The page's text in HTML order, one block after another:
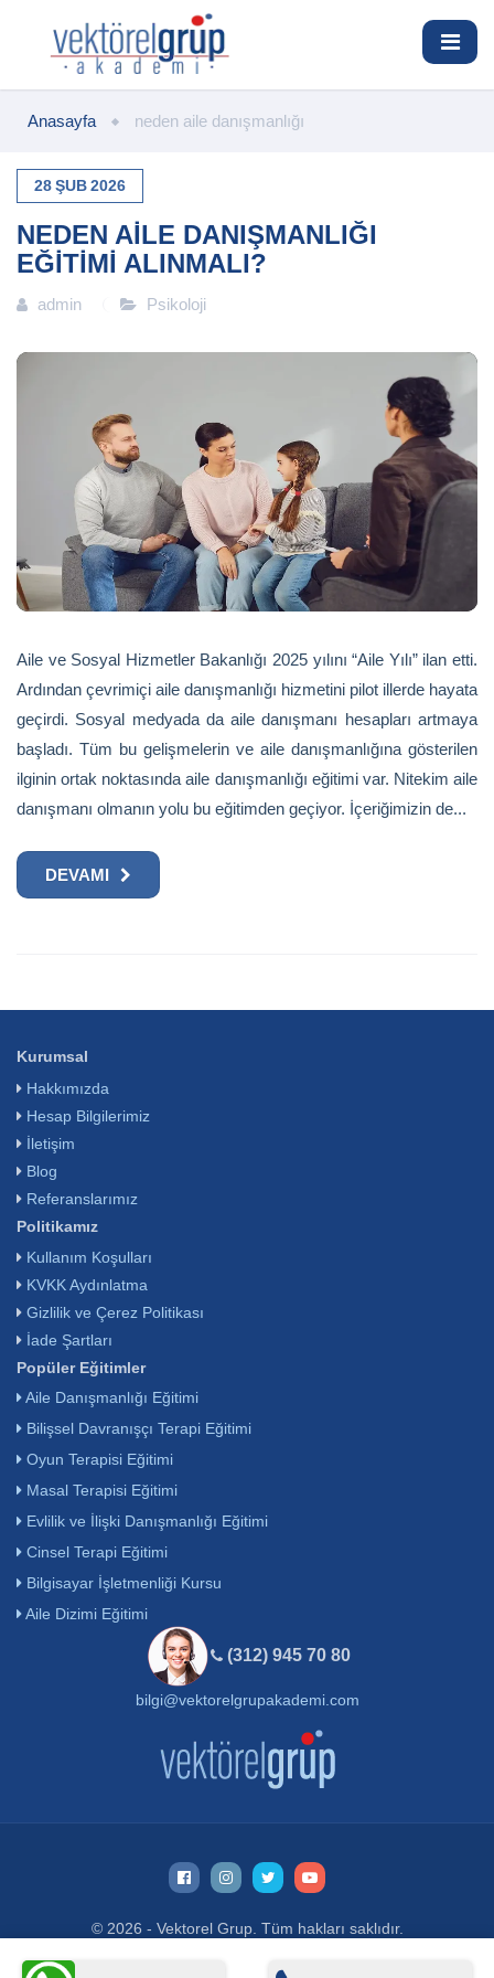
Anasayfa neden aile danışmanlığı
28ŞUB2026
NEDEN AILE DANIŞMANLIĞI
EĞITIMI ALINMALI?
admin Psikoloji
Aile ve Sosyal Hizmetler Bakanlığı 2025 yılını “Aile Yılı” ilan etti.
Ardından çevrimiçi aile danışmanlığı hizmetini pilot illerde hayata
geçirdi. Sosyal medyada da aile danışmanı hesapları artmaya
başladı. Tüm bu gelişmelerin ve aile danışmanlığına gösterilen
ilginin ortak noktasında aile danışmanlığı eğitimi var. Nitekim aile
danışmanı olmanın yolu bu eğitimden geçiyor. İçeriğimizin de...
DEVAMI
Kurumsal
Hakkımızda
Hesap Bilgilerimiz
İletişim
Blog
Referanslarımız
Politikamız
Kullanım Koşulları
KVKK Aydınlatma
Gizlilik ve Çerez Politikası
İade Şartları
Popüler Eğitimler
Aile Danışmanlığı Eğitimi
Bilişsel Davranışçı Terapi Eğitimi
Oyun Terapisi Eğitimi
Masal Terapisi Eğitimi
Evlilik ve İlişki Danışmanlığı Eğitimi
Cinsel Terapi Eğitimi
Bilgisayar İşletmenliği Kursu
Aile Dizimi Eğitimi
(312) 945 70 80
bilgi@vektorelgrupakademi.com
© 2026 - Vektorel Grup. Tüm hakları saklıdır.